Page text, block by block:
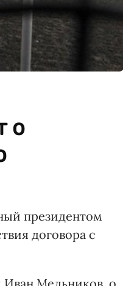
о
президентом
договора с